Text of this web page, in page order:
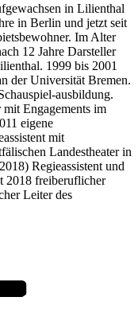
in Lilienthal
in Berlin und jetzt seit
Im Alter
12 Jahre Darsteller
1999 bis 2001
der Universität Bremen.
ausbildung.
Engagements im
eigene
mit
Landestheater in
Regieassistent und
2018 freiberuflicher
Leiter des